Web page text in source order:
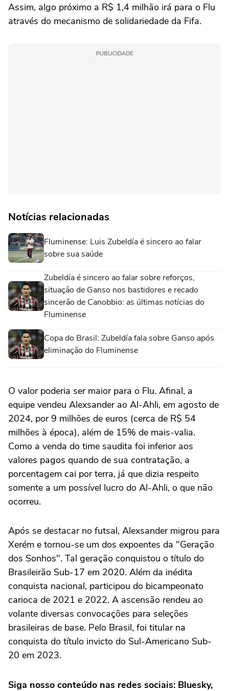
Assim, algo próximo a R$ 1,4 milhão irá para o Flu
através do mecanismo de solidariedade da Fifa.
PUBLICIDADE
Notícias relacionadas
Fluminense: Luis Zubeldía é sincero ao falar
sobre sua saúde
Zubeldía é sincero ao falar sobre reforços,
situação de Ganso nos bastidores e recado
sincerão de Canobbio: as últimas notícias do
Fluminense
Copa do Brasil: Zubeldía fala sobre Ganso após
eliminação do Fluminense
O valor poderia ser maior para o Flu. Afinal, a
equipe vendeu Alexsander ao Al-Ahli, em agosto de
2024, por 9 milhões de euros (cerca de R$ 54
milhões à época), além de 15% de mais-valia.
Como a venda do time saudita foi inferior aos
valores pagos quando de sua contratação, a
porcentagem cai por terra, já que dizia respeito
somente a um possível lucro do Al-Ahli, o que não
ocorreu.
Após se destacar no futsal, Alexsander migrou para
Xerém e tornou-se um dos expoentes da "Geração
dos Sonhos". Tal geração conquistou o título do
Brasileirão Sub-17 em 2020. Além da inédita
conquista nacional, participou do bicampeonato
carioca de 2021 e 2022. A ascensão rendeu ao
volante diversas convocações para seleções
brasileiras de base. Pelo Brasil, foi titular na
conquista do título invicto do Sul-Americano Sub-
20 em 2023.
Siga nosso conteúdo nas redes sociais: Bluesky,